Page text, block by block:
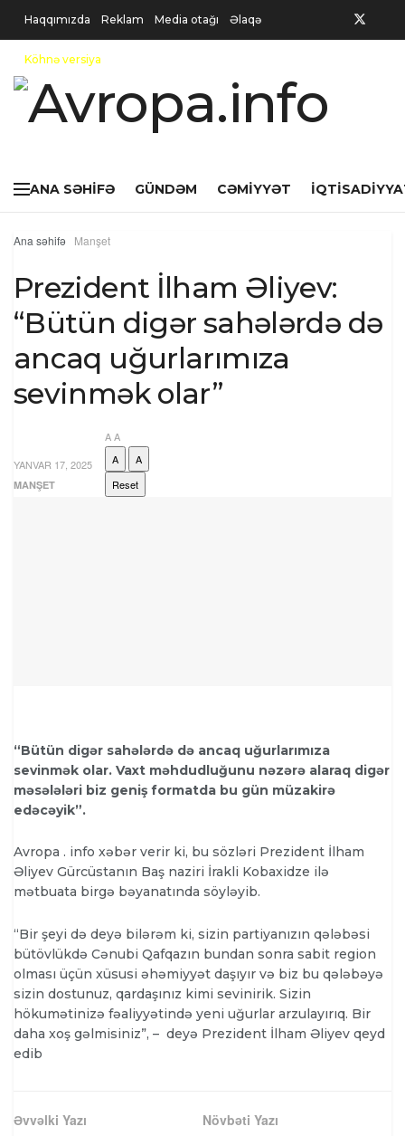
Haqqımızda Reklam Media otağı Əlaqə
Köhnə versiya
ANA SƏHIFƏ GÜNDƏM CƏMIYYƏT
Ana səhifə Manşet
Prezident İlham Əliyev:
“Bütün digər sahələrdə də
ancaq uğurlarımıza
sevinmək olar”
YANVAR 17, 2025
MANŞET
AA
A
A
Reset
“Bütün digər sahələrdə də ancaq uğurlarımıza
sevinmək olar. Vaxt məhdudluğunu nəzərə alaraq digər
məsələləri biz geniş formatda bu gün müzakirə
edəcəyik”.
Avropa . info xəbər verir ki, bu sözləri Prezident İlham
Əliyev Gürcüstanın Baş naziri İrakli Kobaxidze ilə
mətbuata birgə bəyanatında söyləyib.
“Bir şeyi də deyə bilərəm ki, sizin partiyanızın qələbəsi
bütövlükdə Cənubi Qafqazın bundan sonra sabit region
olması üçün xüsusi əhəmiyyət daşıyır və biz bu qələbəyə
sizin dostunuz, qardaşınız kimi sevinirik. Sizin
hökumətinizə fəaliyyətində yeni uğurlar arzulayırıq. Bir
daha xoş gəlmisiniz”, – deyə Prezident İlham Əliyev qeyd
edib
Əvvəlki Yazı Növbəti Yazı